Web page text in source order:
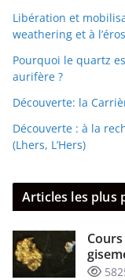
Libération et
weathering et à
Pourquoi le quartz
aurifère ?
Découverte: la
Découverte : à la
(Lhers, L’Hers)
Articles les plus